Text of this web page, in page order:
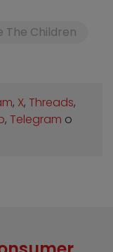
The Children
, X, Threads,
, Telegram o